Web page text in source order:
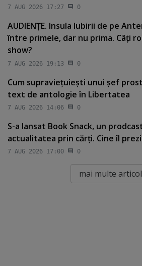
7 AUG 2026 17:27 0
AUDIENŢE. Insula Iubirii de pe
între primele, dar nu prima. Câţi
show?
7 AUG 2026 19:13 0
Cum supravieţuieşti unui şef
text de antologie în Libertatea
7 AUG 2026 14:06 0
S-a lansat Book Snack, un
actualitatea prin cărţi. Cine îl
7 AUG 2026 17:00 0
mai multe